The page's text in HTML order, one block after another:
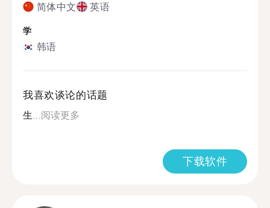
简体中文 英语
学
韩语
我喜欢谈论的话题
生...阅读更多
下载软件